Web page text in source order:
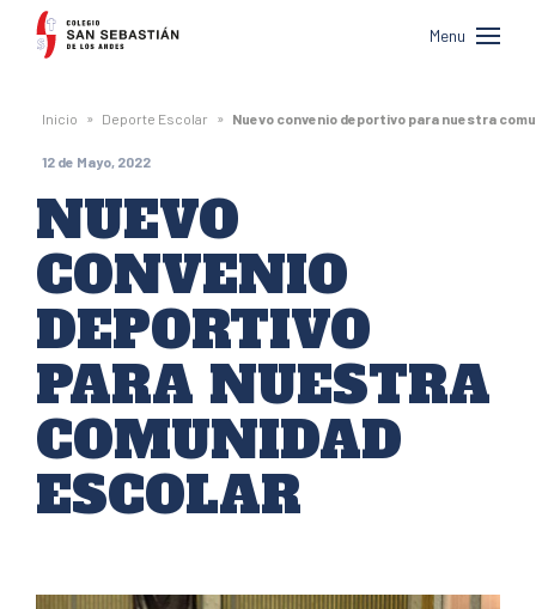
Colegio
San
Sebastián
de
Los
Andes
Menu
Inicio » Deporte Escolar » Nuevo convenio deportivo para nuestra
12 de Mayo, 2022
NUEVO
CONVENIO
DEPORTIVO
PARA NUESTRA
COMUNIDAD
ESCOLAR